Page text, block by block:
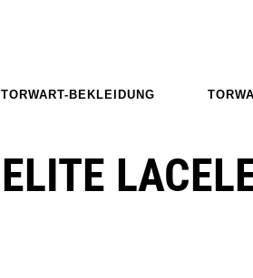
TORWART-BEKLEIDUNG